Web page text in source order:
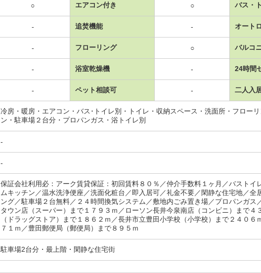
○ エアコン付き ○ バス・
- 追焚機能 - オート
- フローリング ○ バルコ
- 浴室乾燥機 - 24時間
- ペット相談可 - 二人入
冷房・暖房・エアコン・バス･トイレ別・トイレ・収納スペース・洗面所・フロー
ン・駐車場２台分・プロパンガス・浴トイレ別
-
-
保証会社利用必：アーク賃貸保証：初回賃料８０％／仲介手数料１ヶ月／バストイ
ムキッチン／温水洗浄便座／洗面化粧台／即入居可／礼金不要／閑静な住宅地／全
ング／駐車場２台無料／２４時間換気システム／敷地内ごみ置き場／プロパンガ
タウン店（スーパー）まで１７９３ｍ／ローソン長井今泉南店（コンビニ）まで４
（ドラッグストア）まで１８６２ｍ／長井市立豊田小学校（小学校）まで２４０
７１ｍ／豊田郵便局（郵便局）まで８９５ｍ
駐車場2台分・最上階・閑静な住宅街